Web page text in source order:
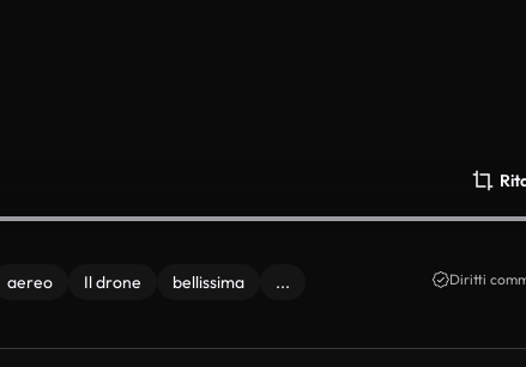
aereo Il drone bellissima ... Diritti